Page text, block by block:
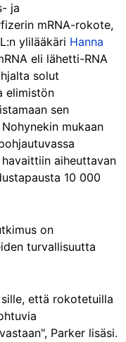
ja
mRNA-rokote,
ylilääkäri Hanna
eli lähetti-RNA
solut
elimistön
sen
mukaan
aiheuttavan
10 000
on
turvallisuutta
että rokotetuilla
Parker lisäsi.